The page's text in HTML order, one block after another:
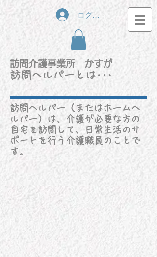
ログイン
​訪問介護事業所 かすが
​訪問ヘルパーとは･･･
訪問ヘルパー（またはホームヘ
ルパー）は、介護が必要な方の
自宅を訪問して、日常生活のサ
ポートを行う介護職員のことで
す。